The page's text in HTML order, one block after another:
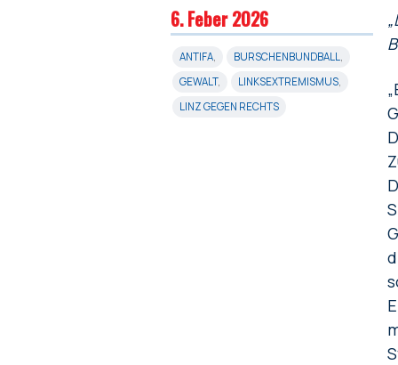
6. Feber 2026
ANTIFA, BURSCHENBUNDBALL,
GEWALT, LINKSEXTREMISMUS,
LINZ GEGEN RECHTS